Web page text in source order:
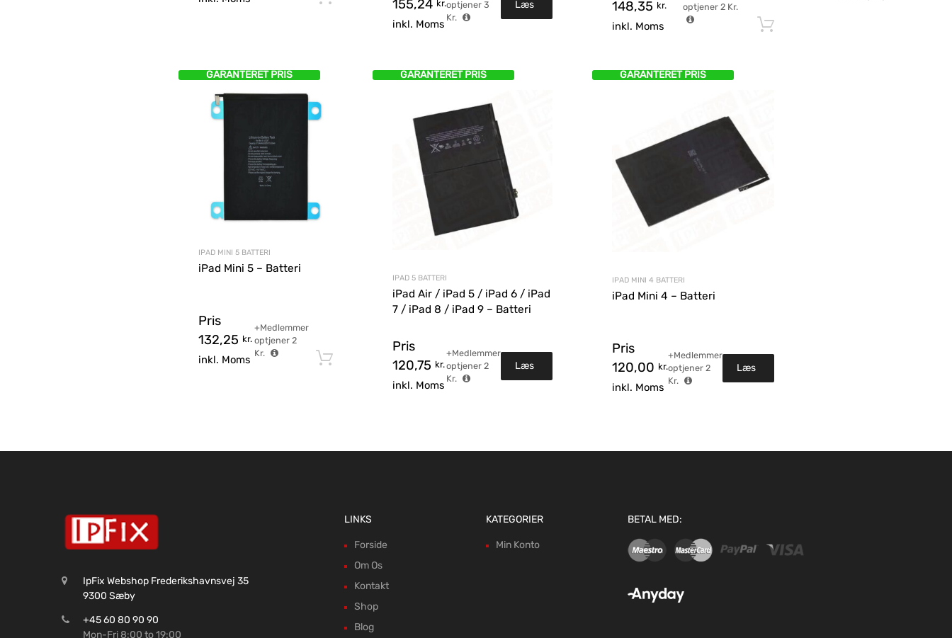
155,24 kr.
inkl. Moms
optjener 3
Kr.
Læs
148,35 kr.
inkl. Moms
optjener2 Kr.
GARANTERET PRIS
IPAD MINI 5 BATTERI
iPad Mini 5 – Batteri
Pris
132,25 kr.
inkl. Moms
+Medlemmer
optjener 2
Kr.
Tilføj til kurv
GARANTERET PRIS
IPAD 5 BATTERI
iPad Air / iPad 5 / iPad 6 / iPad
7 / iPad 8 / iPad 9 – Batteri
Pris
120,75 kr.
inkl. Moms
+Medlemmer
optjener 2
Kr.
Læs
GARANTERET PRIS
IPAD MINI 4 BATTERI
iPad Mini 4 – Batteri
Pris
120,00 kr.
inkl. Moms
+Medlemmer
optjener 2
Kr.
Læs
IpFix Webshop Frederikshavnsvej 35
9300 Sæby
+45 60 80 90 90
Mon-Fri 8:00 to 19:00
LINKS
Forside
Om Os
Kontakt
Shop
Blog
KATEGORIER
Min Konto
BETAL MED: